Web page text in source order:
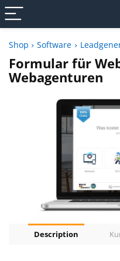
Shop Software
Formular für
Webagenturen
Description